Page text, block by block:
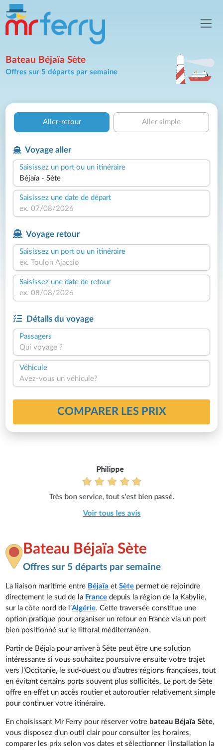
Bateau Béjaïa Sète
Offres sur 5 départs par semaine
Aller-retour Aller simple
Voyage aller
Saisissez un port ou un itinéraire
Saisissez une date de départ
Voyage retour
Saisissez un port ou un itinéraire
Saisissez une date de retour
Détails du voyage
Passagers
Qui voyage ?
Véhicule
Avez-vous un véhicule?
COMPARER LES PRIX
Philippe
Très bon service, tout s'est bien passé.
Voir tous les avis
Bateau Béjaïa Sète
Offres sur 5 départs par semaine
La liaison maritime entre Béjaïa etSète permet de rejoindre
directement le sud de la France depuis la région de la Kabylie,
sur la côte nord de l’Algérie. Cette traversée constitue une
option pratique pour organiser un retour en France via un port
bien positionné sur le littoral méditerranéen.
Partir de Béjaïa pour arriver à Sète peut être une solution
intéressante si vous souhaitez poursuivre ensuite votre trajet
vers l’Occitanie, le sud-ouest ou d’autres régions françaises, tout
en évitant certains ports souvent plus sollicités. Le port de Sète
offre en effet un accès routier et autoroutier relativement simple
pour continuer votre itinéraire.
En choisissant Mr Ferry pour réserver votre bateau Béjaïa Sète,
vous disposez d’un outil clair pour consulter les horaires,
comparer les prix selon vos dates et sélectionner l’installation la